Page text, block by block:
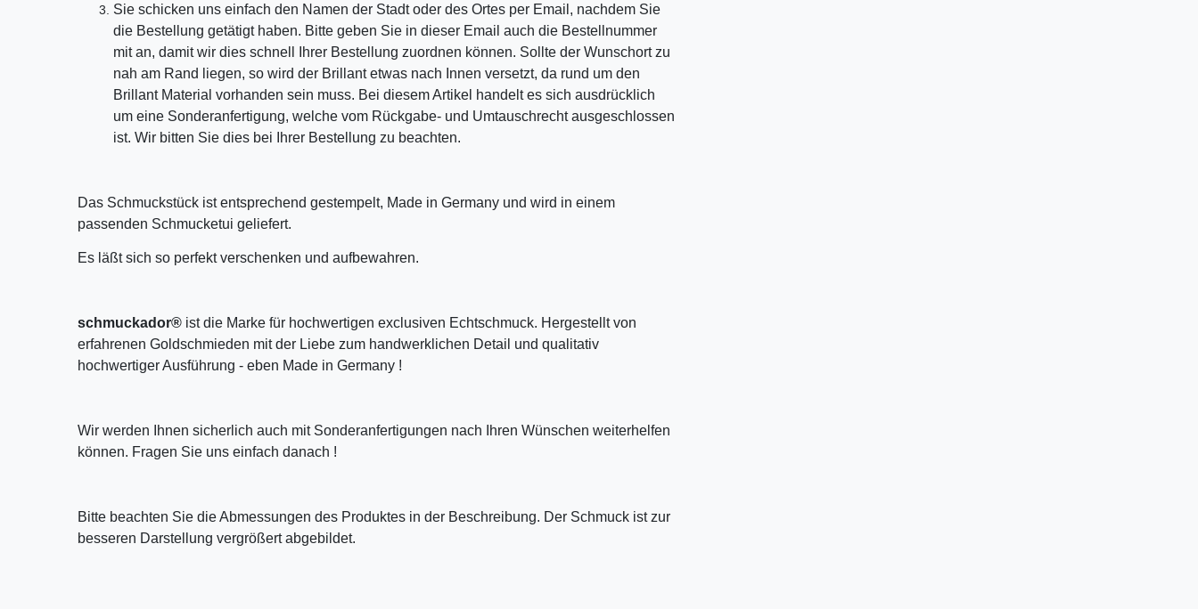
Sie schicken uns einfach den Namen der Stadt oder des Ortes per Email, nachdem Sie
die Bestellung getätigt haben. Bitte geben Sie in dieser Email auch die Bestellnummer
mit an, damit wir dies schnell Ihrer Bestellung zuordnen können. Sollte der Wunschort zu
nah am Rand liegen, so wird der Brillant etwas nach Innen versetzt, da rund um den
Brillant Material vorhanden sein muss. Bei diesem Artikel handelt es sich ausdrücklich
um eine Sonderanfertigung, welche vom Rückgabe- und Umtauschrecht ausgeschlossen
ist. Wir bitten Sie dies bei Ihrer Bestellung zu beachten.
Das Schmuckstück ist entsprechend gestempelt, Made in Germany und wird in einem
passenden Schmucketui geliefert.
Es läßt sich so perfekt verschenken und aufbewahren.
schmuckador® ist die Marke für hochwertigen exclusiven Echtschmuck. Hergestellt von
erfahrenen Goldschmieden mit der Liebe zum handwerklichen Detail und qualitativ
hochwertiger Ausführung - eben Made in Germany !
Wir werden Ihnen sicherlich auch mit Sonderanfertigungen nach Ihren Wünschen weiterhelfen
können. Fragen Sie uns einfach danach !
Bitte beachten Sie die Abmessungen des Produktes in der Beschreibung. Der Schmuck ist zur
besseren Darstellung vergrößert abgebildet.